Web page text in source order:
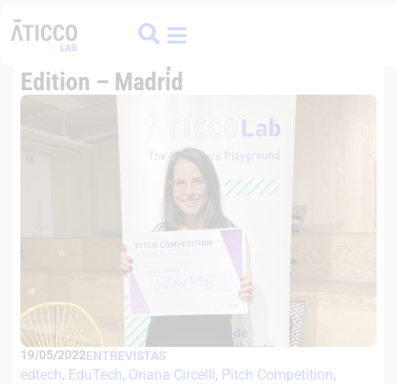
Entrevista a WowPlay, ganadora de
la II Pitch Competition Women
Edition – Madrid
19/05/2022ENTREVISTAS
edtech, EduTech, Oriana Circelli, Pitch Competition